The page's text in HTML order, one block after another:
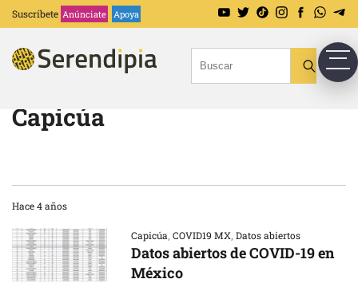
Suscríbete Anúnciate Apoya
Capicúa
Hace 4 años
Capicúa,COVID19 MX,Datos abiertos
Datos abiertos de COVID-19 en
México